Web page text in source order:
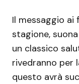
Il messaggio ai
stagione,
un classico
rivedranno per
questo avrà